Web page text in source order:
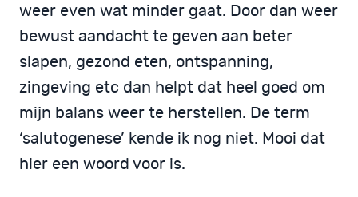
weer even wat minder gaat. Door dan weer
bewust aandacht te geven aan beter
slapen, gezond eten, ontspanning,
zingeving etc dan helpt dat heel goed om
mijn balans weer te herstellen. De term
‘salutogenese’ kende ik nog niet. Mooi dat
hier een woord voor is.